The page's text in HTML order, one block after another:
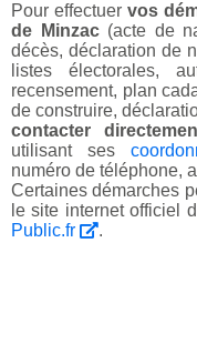
Pour effectuervos
de Minzac(acte de
décès, déclaration de
listes électorales,
recensement, plan
de construire,
contacter
utilisant ses
numéro de téléphone,
Certaines démarches
le site internet officiel
Public.fr
.